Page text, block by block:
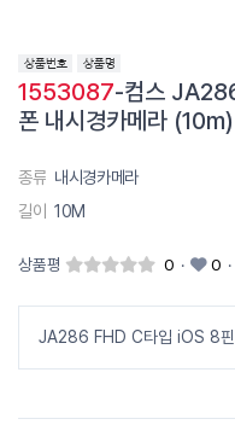
1553087-컴스
폰 내시경카메라 (10m)
종류 내시경카메라
길이 10M
상품평 0 · 0 ·
JA286 FHD C타입 iOS 8핀